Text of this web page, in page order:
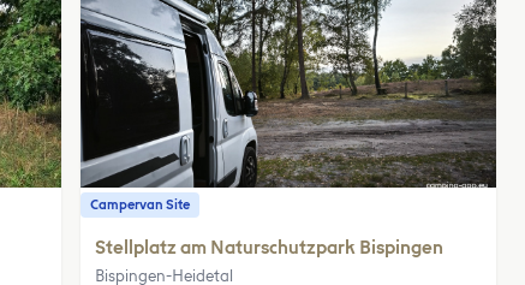
Campervan Site
Stellplatz am Naturschutzpark Bispingen
Bispingen-Heidetal